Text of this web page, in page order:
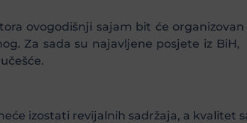
ovogodišnji sajam bit će
Za sada su najavljene posjete iz
izostati revijalnih sadržaja, a kvalitet